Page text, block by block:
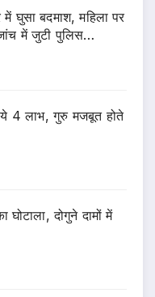
घुसा बदमाश, महिला पर
में जुटी पुलिस…
4 लाभ, गुरु मजबूत होते
दोगुने दामों में